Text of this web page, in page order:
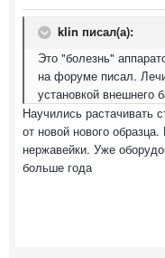
klin писал(а):
Это "болезнь"
на форуме писал.
установкой внешнего
Научились растачивать
от новой нового
нержавейки. Уже
больше года